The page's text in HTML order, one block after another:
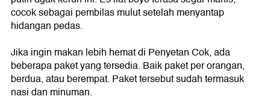
cocok sebagai pembilas mulut setelah menyantap
hidangan pedas.
Jika ingin makan lebih hemat di Penyetan Cok, ada
beberapa paket yang tersedia. Baik paket per orangan,
berdua, atau berempat. Paket tersebut sudah termasuk
nasi dan minuman.